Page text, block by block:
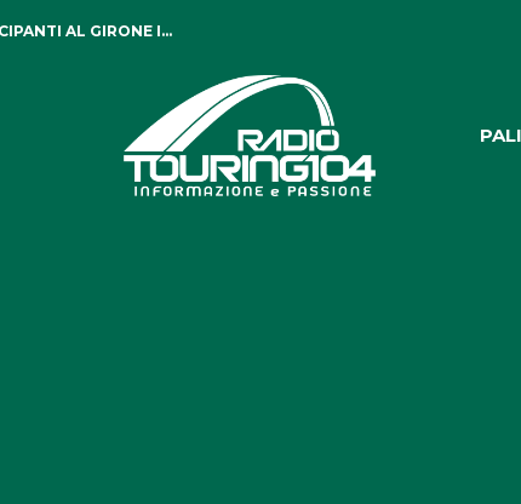
PER 18 ESCURSIONISTI